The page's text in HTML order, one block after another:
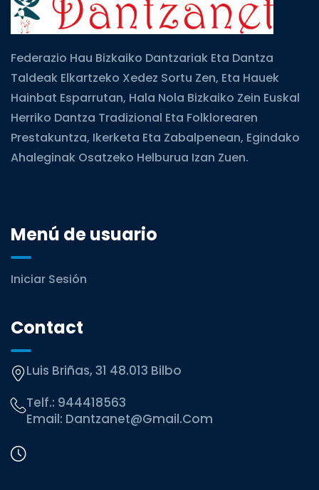
Federazio Hau Bizkaiko Dantzariak Eta Dantza
Taldeak Elkartzeko Xedez Sortu Zen, Eta Hauek
Hainbat Esparrutan, Hala Nola Bizkaiko Zein Euskal
Herriko Dantza Tradizional Eta Folklorearen
Prestakuntza, Ikerketa Eta Zabalpenean, Egindako
Ahaleginak Osatzeko Helburua Izan Zuen.
Menú de usuario
Iniciar Sesión
Contact
Luis Briñas, 31 48.013 Bilbo
Telf.: 944418563
Email: Dantzanet@gmail.com